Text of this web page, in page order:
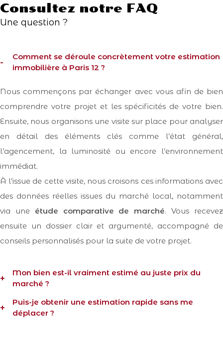
Consultez notre FAQ
Une question ?
Comment se déroule concrètement votre estimation
immobilière à Paris 12 ?
Nous commençons par échanger avec vous afin de bien
comprendre votre projet et les spécificités de votre bien.
Ensuite, nous organisons une visite sur place pour analyser
en détail des éléments clés comme l’état général,
l’agencement, la luminosité ou encore l’environnement
immédiat.
À l’issue de cette visite, nous croisons ces informations avec
des données réelles issues du marché local, notamment
via une étude comparative de marché. Vous recevez
ensuite un dossier clair et argumenté, accompagné de
conseils personnalisés pour la suite de votre projet.
Mon bien est-il vraiment estimé au juste prix du
marché ?
C’est précisément notre objectif. Nous ne nous contentons
Puis-je obtenir une estimation rapide sans me
déplacer ?